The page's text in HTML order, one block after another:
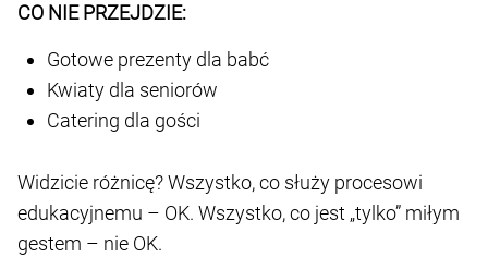
CO NIE PRZEJDZIE:
Gotowe prezenty dla babć
Kwiaty dla seniorów
Catering dla gości
Widzicie różnicę? Wszystko, co służy procesowi
edukacyjnemu – OK. Wszystko, co jest „tylko” miłym
gestem – nie OK.